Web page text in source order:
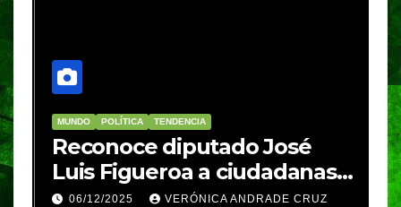
MUNDO POLÍTICA TENDENCIA
Reconoce diputado José
Luis Figueroa a ciudadanas y
ciudadanos que
06/12/2025 VERÓNICA ANDRADE CRUZ